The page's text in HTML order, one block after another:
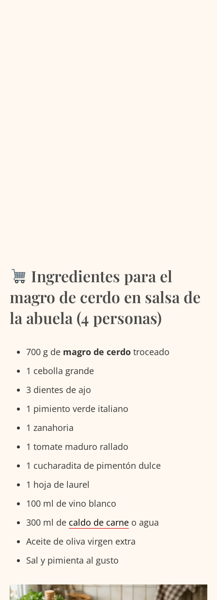
Ingredientes para el
magro de cerdo en salsa de
la abuela (4 personas)
700 g de magro de cerdo troceado
1 cebolla grande
3 dientes de ajo
1 pimiento verde italiano
1 zanahoria
1 tomate maduro rallado
1 cucharadita de pimentón dulce
1 hoja de laurel
100 ml de vino blanco
300 ml de caldo de carne o agua
Aceite de oliva virgen extra
Sal y pimienta al gusto